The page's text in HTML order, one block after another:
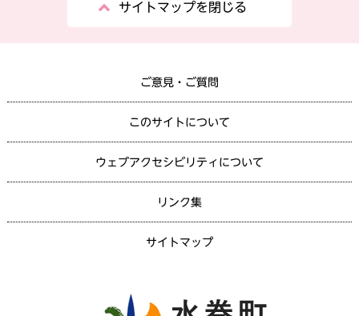
サイトマップを閉じる
ご意見・ご質問
このサイトについて
ウェブアクセシビリティについて
リンク集
サイトマップ